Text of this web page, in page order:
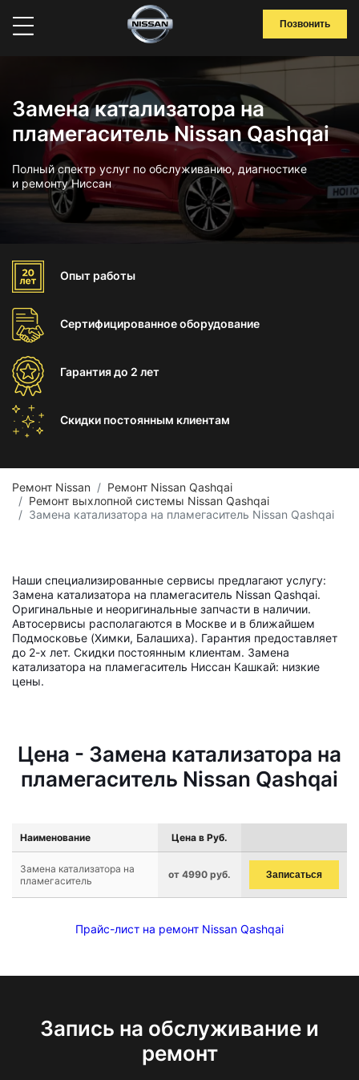
Позвонить
Замена катализатора на
пламегаситель Nissan Qashqai
Полный спектр услуг по обслуживанию, диагностике
и ремонту Ниссан
Опыт работы
Сертифицированноеоборудование
Гарантиядо 2 лет
Скидки постоянным клиентам
Ремонт Nissan
Ремонт Nissan Qashqai
Ремонт выхлопной системы Nissan Qashqai
Замена катализатора на пламегаситель Nissan Qashqai
Наши специализированные сервисы предлагают услугу:
Замена катализатора на пламегаситель Nissan Qashqai.
Оригинальные и неоригинальные запчасти в наличии.
Автосервисы располагаются в Москве и в ближайшем
Подмосковье (Химки, Балашиха). Гарантия предоставляет
до 2-х лет. Скидки постоянным клиентам. Замена
катализатора на пламегаситель Ниссан Кашкай: низкие
цены.
Цена - Замена катализатора на
пламегаситель Nissan Qashqai
Наименование Цена в Руб.
Замена катализатора на
пламегаситель
от 4990 руб. Записаться
Прайс-лист на ремонт Nissan Qashqai
Запись на обслуживание и
ремонт